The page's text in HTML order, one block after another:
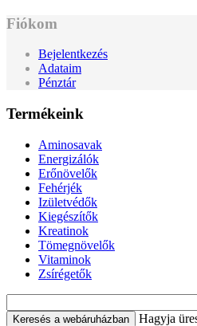
Fiókom
Bejelentkezés
Adataim
Pénztár
Termékeink
Aminosavak
Energizálók
Erőnövelők
Fehérjék
Izületvédők
Kiegészítők
Kreatinok
Tömegnövelők
Vitaminok
Zsírégetők
Hagyja